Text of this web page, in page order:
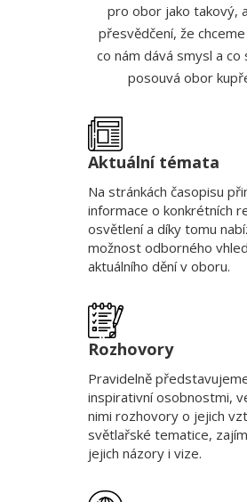
pro obor jako takový,
přesvědčení, že
co nám dává smysl a co
posouvá obor
Aktuální témata
Na stránkách časopisu
informace o konkrétních
osvětlení a díky tomu
možnost odborného
aktuálního dění v oboru.
Rozhovory
Pravidelně
inspirativní osobnostmi,
nimi rozhovory o jejich
světlařské tematice,
jejich názory i vize.